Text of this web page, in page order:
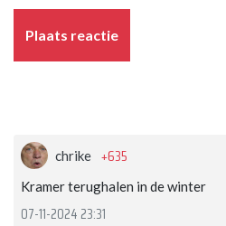
Plaats reactie
chrike +635
Kramer terughalen in de winter
07-11-2024 23:31